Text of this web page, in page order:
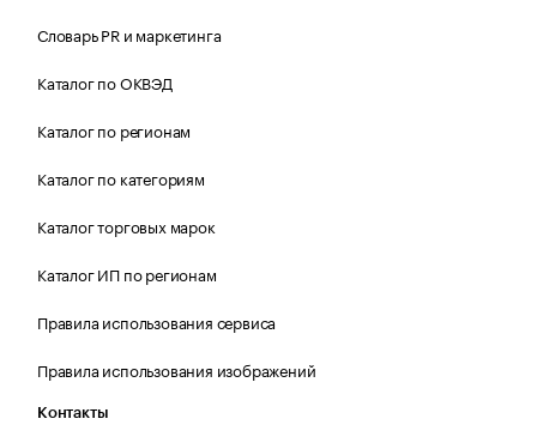
Словарь PR и маркетинга
Каталог по ОКВЭД
Каталог по регионам
Каталог по категориям
Каталог торговых марок
Каталог ИП по регионам
Правила использования сервиса
Правила использования изображений
Контакты